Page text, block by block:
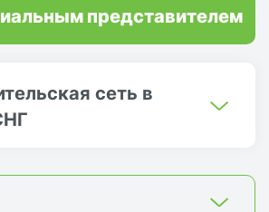
сеть в
представителем